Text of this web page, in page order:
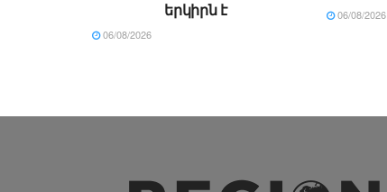
երկիրն է
06/08/2026
06/08/2026